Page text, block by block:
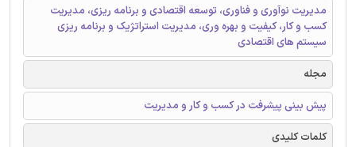
مدیریت نوآوری و فناوری، توسعه اقتصادی و برنامه ریزی، مدیریت
کسب و کار، کیفیت و بهره وری، مدیریت استراتژیک و برنامه ریزی
سیستم های اقتصادی
مجله
پیش بینی پیشرفت در کسب و کار و مدیریت
کلمات کلیدی